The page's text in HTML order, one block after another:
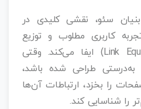
سئو، نقشی کلیدی در
کاربری مطلوب و توزیع
عادلانه اعتبار لینک (Link Equity) ایفا می‌کند. وقتی
طراحی شده باشد،
را بخزد، ارتباطات آن‌ها
را شناسایی کند.